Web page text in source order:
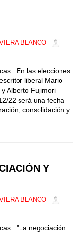
BLANCO
En las elecciones
liberal Mario
Alberto Fujimori
22 será una fecha
consolidación y
Y
BLANCO
"La negociación